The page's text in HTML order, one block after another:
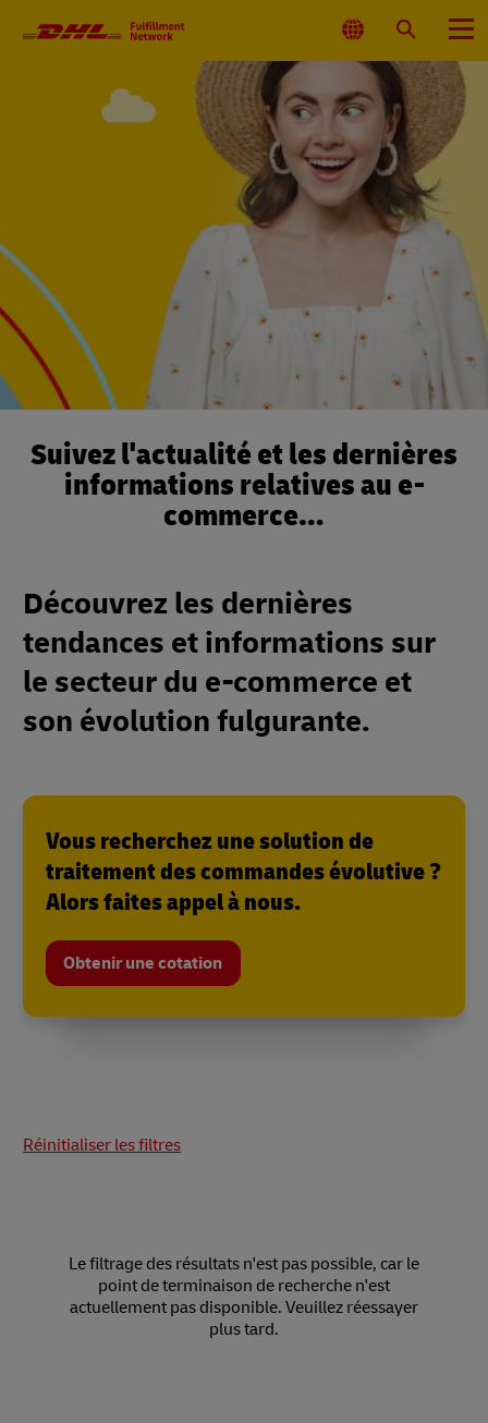
Sélectionnez
l'emplacement
Rechercher
Menu
Suivez l'actualité et les dernières
informations relatives au e-
commerce…
Découvrez les dernières
tendances et informations sur
le secteur du e-commerce et
son évolution fulgurante.
Vous recherchez une solution de
traitement des commandes évolutive ?
Alors faites appel à nous.
Obtenir une cotation
Réinitialiser les filtres
Le filtrage des résultats n'est pas possible, car le
point de terminaison de recherche n'est
actuellement pas disponible. Veuillez réessayer
plus tard.